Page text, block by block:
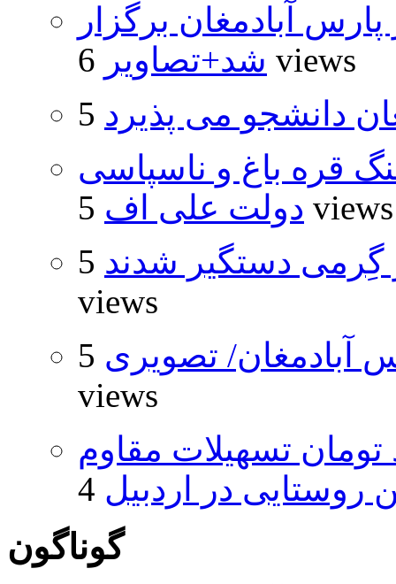
آبادمغان برگزار
شد+تصاویر 6 views
دانشجو می پذیرد
قره باغ و ناسپاسی
دولت علی اف 5 views
دستگیر شدند 5
views
تصویری 5
views
و ۴۸۰ میلیارد تومان تسهیلات مقاوم
در اردبیل
گوناگون